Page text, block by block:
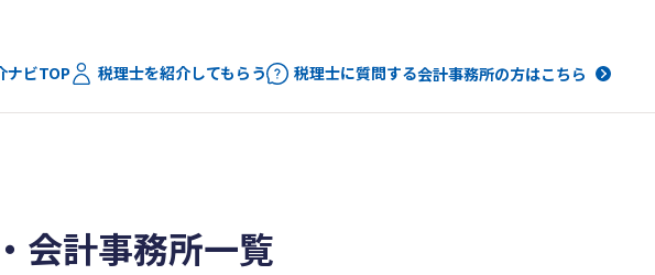
ナビTOP 税理士を紹介してもらう 税理士に質問する会計事務所の方はこちら
会計事務所一覧